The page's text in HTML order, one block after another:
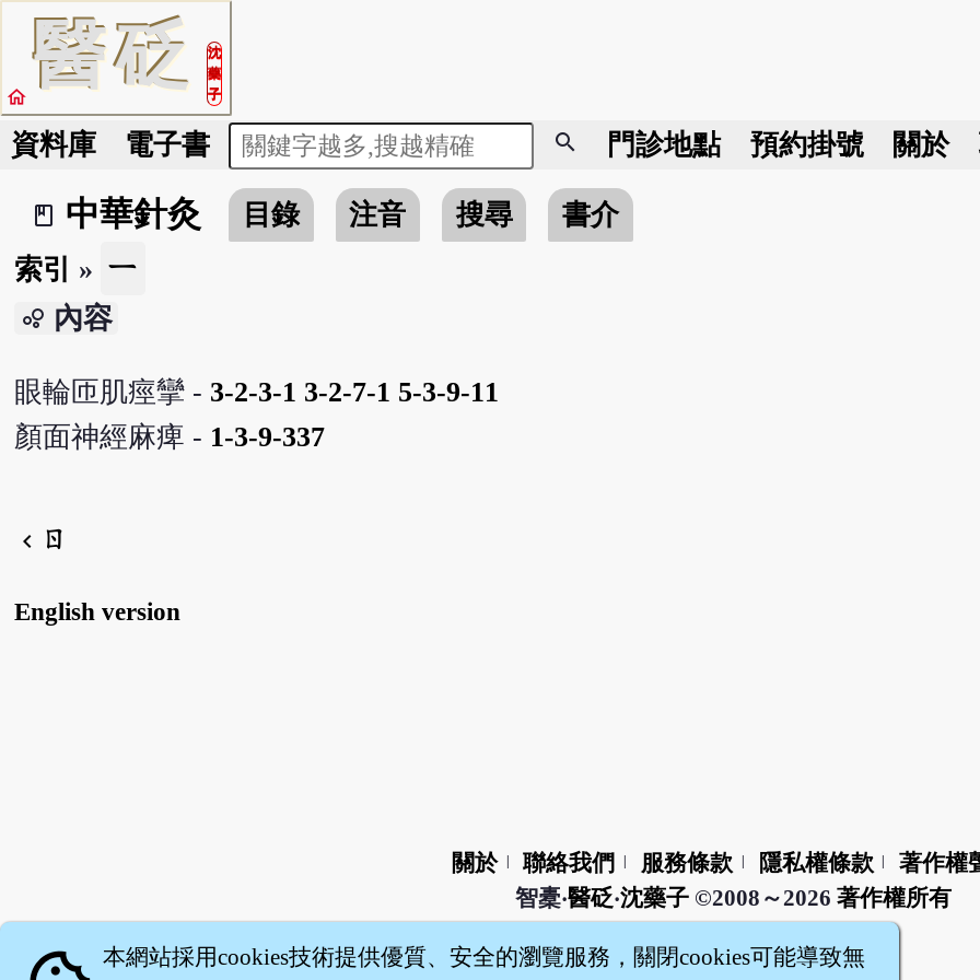
醫砭
沈
藥
子
home
資料庫 電子書 search 門診地點 預約掛號 關於
book_2
中華針灸 目錄 注音 搜尋
書介
索引
» ㄧ
bubble_chart 內容
眼輪匝肌痙攣 - 3-2-3-1 3-2-7-1 5-3-9-11
顏面神經麻痺 - 1-3-9-337
chevron_left ㄖ
English version
關於 聯絡我們 服務條款 隱私權條款
著作權
智橐‧醫砭‧沈藥子©2008～2026 著作權所有
本網站採用cookies技術提供優質、安全的瀏覽服務，關閉cookies可能導致無